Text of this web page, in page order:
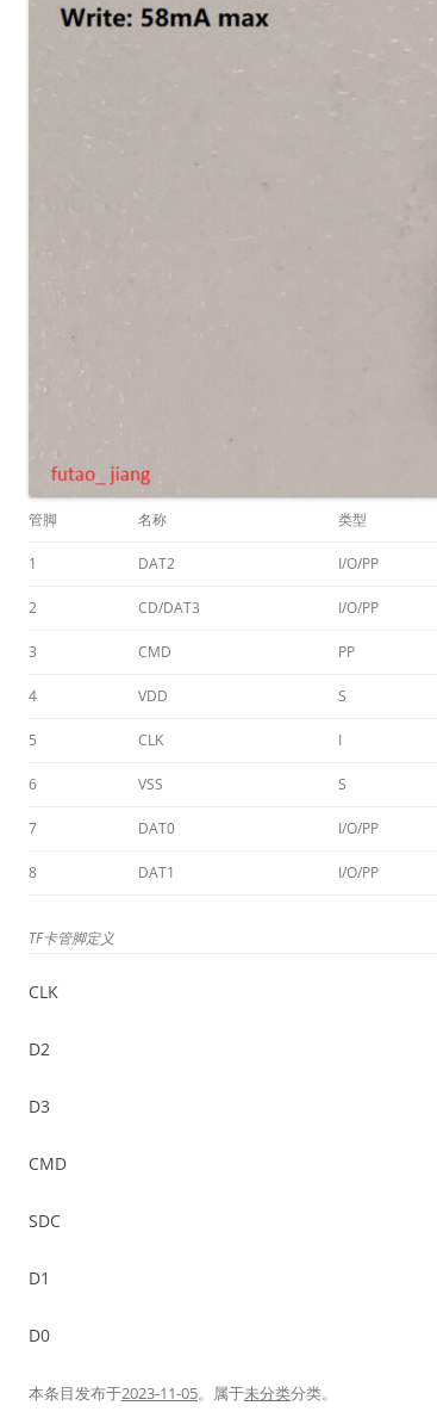
管脚 名称 类型
1 DAT2 I/O/PP
2 CD/DAT3 I/O/PP
3 CMD PP
4 VDD S
5 CLK I
6 VSS S
7 DAT0 I/O/PP
8 DAT1 I/O/PP
TF卡管脚定义
CLK
D2
D3
CMD
SDC
D1
D0
本条目发布于2023-11-05。属于未分类分类。